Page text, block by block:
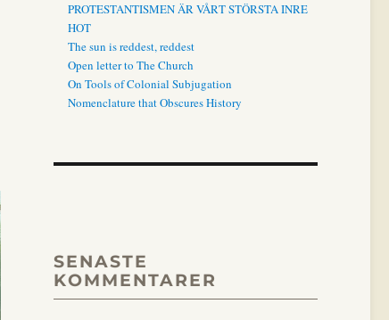
PROTESTANTISMEN ÄR VÅRT STÖRSTA INRE
HOT
The sun is reddest, reddest
Open letter to The Church
On Tools of Colonial Subjugation
Nomenclature that Obscures History
SENASTE
KOMMENTARER